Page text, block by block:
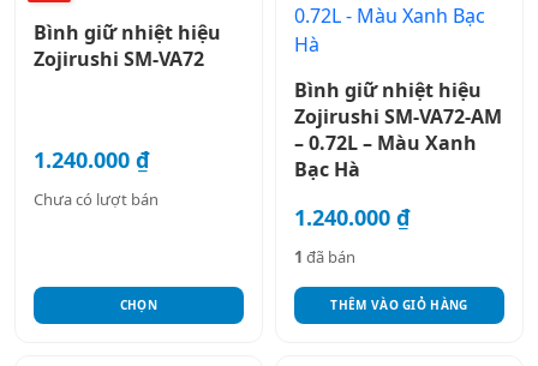
Bình giữ nhiệt hiệu
Zojirushi SM-VA72
1.240.000 ₫
Chưa có lượt bán
CHỌN
có
nhiều
Các
tùy
được
chọn
Bình giữ nhiệt hiệu
Zojirushi SM-VA72-AM
– 0.72L – Màu Xanh
Bạc Hà
1.240.000 ₫
1 đã bán
THÊM VÀO GIỎ HÀNG